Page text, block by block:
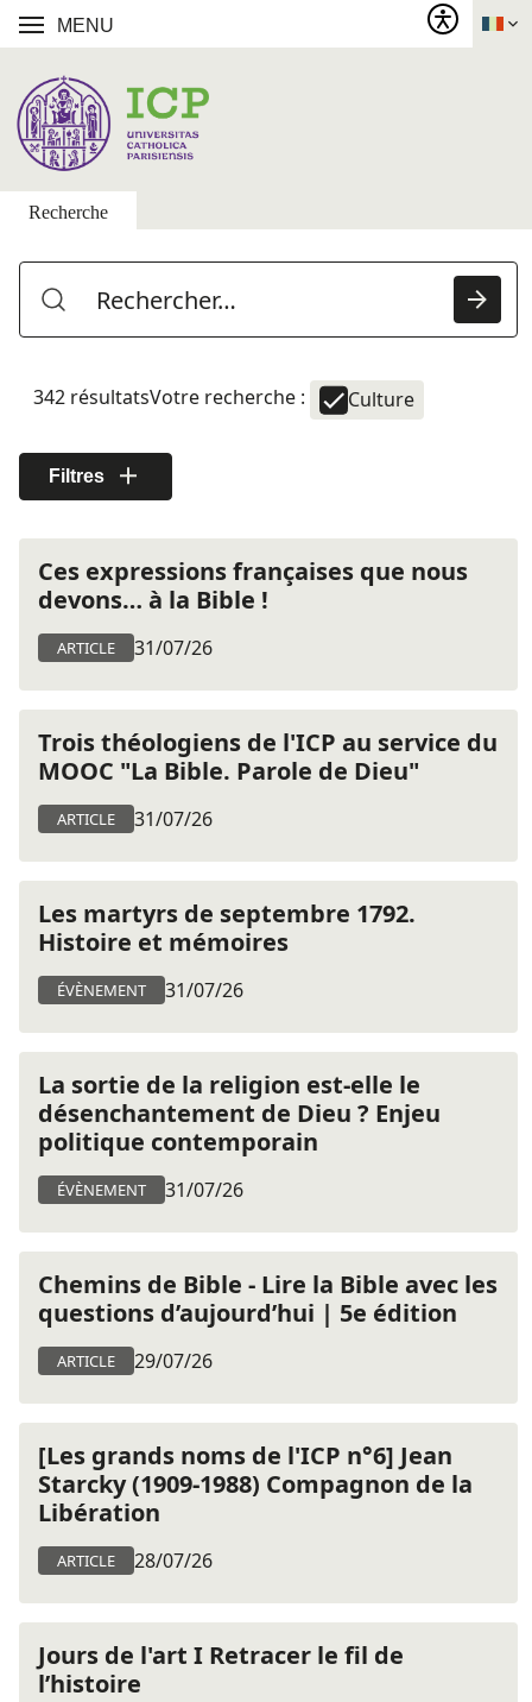
MENU
Recherche
342 résultatsVotre recherche : Culture
Filtres
Ces expressions françaises que nous
devons… à la Bible !
ARTICLE 31/07/26
Trois théologiens de l'ICP au service du
MOOC "La Bible. Parole de Dieu"
ARTICLE 31/07/26
Les martyrs de septembre 1792.
Histoire et mémoires
ÉVÈNEMENT 31/07/26
La sortie de la religion est-elle le
désenchantement de Dieu ? Enjeu
politique contemporain
ÉVÈNEMENT 31/07/26
Chemins de Bible - Lire la Bible avec les
questions d’aujourd’hui | 5e édition
ARTICLE 29/07/26
[Les grands noms de l'ICP n°6] Jean
Starcky (1909-1988) Compagnon de la
Libération
ARTICLE 28/07/26
Jours de l'art I Retracer le fil de
l’histoire